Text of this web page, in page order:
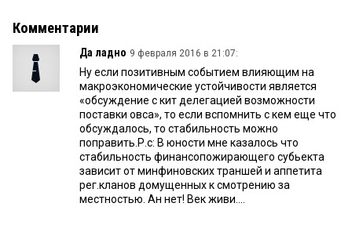
Комментарии
Да ладно 9 февраля 2016 в 21:07:
Ну если позитивным событием влияющим на
макроэкономические устойчивости является
«обсуждение с кит делегацией возможности
поставки овса», то если вспомнить с кем еще что
обсуждалось, то стабильность можно
поправить.Р.с: В юности мне казалось что
стабильность финансопожирающего субьекта
зависит от минфиновских траншей и аппетита
рег.кланов домущенных к смотрению за
местностью. Ан нет! Век живи....